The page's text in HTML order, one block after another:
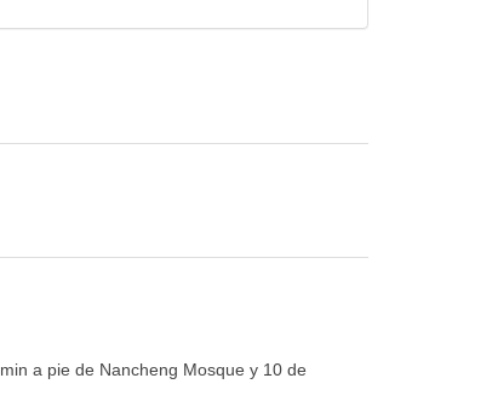
a pie de Nancheng Mosque y 10 de